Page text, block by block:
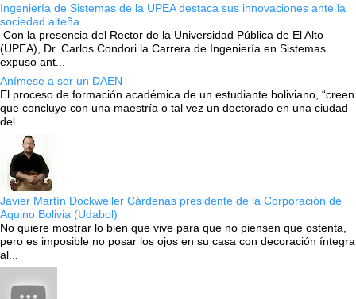
Ingeniería de Sistemas de la UPEA destaca sus innovaciones ante la
sociedad alteña
Con la presencia del Rector de la Universidad Pública de El Alto
(UPEA), Dr. Carlos Condori la Carrera de Ingeniería en Sistemas
expuso ant...
Anímese a ser un DAEN
El proceso de formación académica de un estudiante boliviano, “creen
que concluye con una maestría o tal vez un doctorado en una ciudad
del ...
Javier Martín Dockweiler Cárdenas presidente de la Corporación de
Aquino Bolivia (Udabol)
No quiere mostrar lo bien que vive para que no piensen que ostenta,
pero es imposible no posar los ojos en su casa con decoración íntegra
al...